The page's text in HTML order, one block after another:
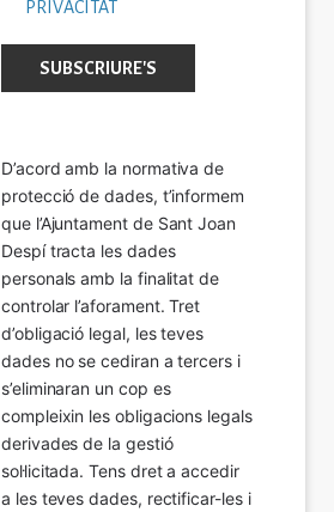
PRIVACITAT
D’acord amb la normativa de
protecció de dades, t’informem
que l’Ajuntament de Sant Joan
Despí tracta les dades
personals amb la finalitat de
controlar l’aforament. Tret
d’obligació legal, les teves
dades no se cediran a tercers i
s’eliminaran un cop es
compleixin les obligacions legals
derivades de la gestió
sol·licitada. Tens dret a accedir
a les teves dades, rectificar-les i